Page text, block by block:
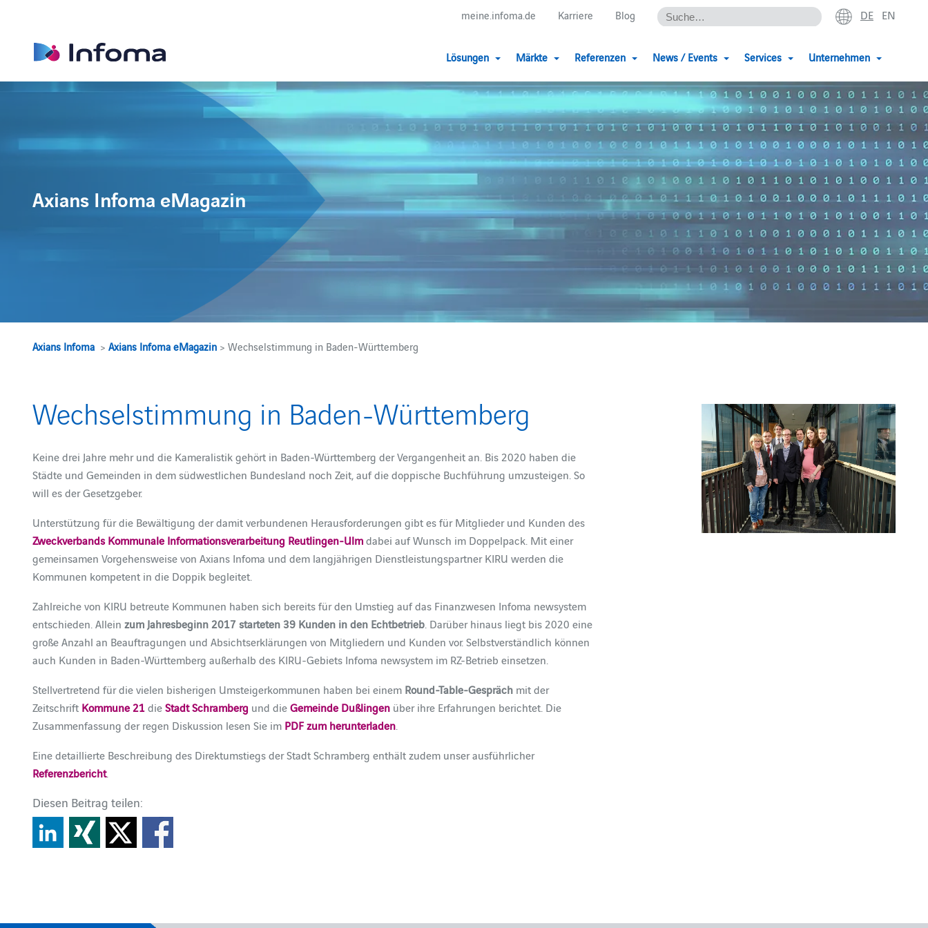
meine.infoma.de Karriere Blog DE EN
Lösungen Märkte Referenzen News / Events Services Unternehmen
Axians Infoma eMagazin
Axians Infoma >Axians Infoma eMagazin > Wechselstimmung in Baden-Württemberg
Wechselstimmung in Baden-Württemberg
Keine drei Jahre mehr und die Kameralistik gehört in Baden-Württemberg der Vergangenheit an. Bis 2020 haben die
Städte und Gemeinden in dem südwestlichen Bundesland noch Zeit, auf die doppische Buchführung umzusteigen. So
will es der Gesetzgeber.
Unterstützung für die Bewältigung der damit verbundenen Herausforderungen gibt es für Mitglieder und Kunden des
Zweckverbands Kommunale Informationsverarbeitung Reutlingen-Ulmdabei auf Wunsch im Doppelpack. Mit einer
gemeinsamen Vorgehensweise von Axians Infoma und dem langjährigen Dienstleistungspartner KIRU werden die
Kommunen kompetent in die Doppik begleitet.
Zahlreiche von KIRU betreute Kommunen haben sich bereits für den Umstieg auf das Finanzwesen Infoma newsystem
entschieden. Alleinzum Jahresbeginn 2017 starteten 39 Kunden in den Echtbetrieb . Darüber hinaus liegt bis 2020 eine
große Anzahl an Beauftragungen und Absichtserklärungen von Mitgliedern und Kunden vor. Selbstverständlich können
auch Kunden in Baden-Württemberg außerhalb des KIRU-Gebiets Infoma newsystem im RZ-Betrieb einsetzen.
Stellvertretend für die vielen bisherigen Umsteigerkommunen haben bei einem Round-Table-Gespräch mit der
Zeitschrift Kommune 21dieStadt Schramberg und dieGemeinde Dußlingen über ihre Erfahrungen berichtet. Die
Zusammenfassung der regen Diskussion lesen Sie im PDF zum herunterladen
Eine detaillierte Beschreibung des Direktumstiegs der Stadt Schramberg enthält zudem unser ausführlicher
Referenzbericht.
Diesen Beitrag teilen: